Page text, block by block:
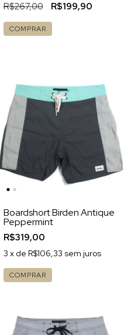
R$267,00 R$199,90
COMPRAR
Boardshort Birden Antique
Peppermint
R$319,00
3 x de R$106,33 sem juros
COMPRAR